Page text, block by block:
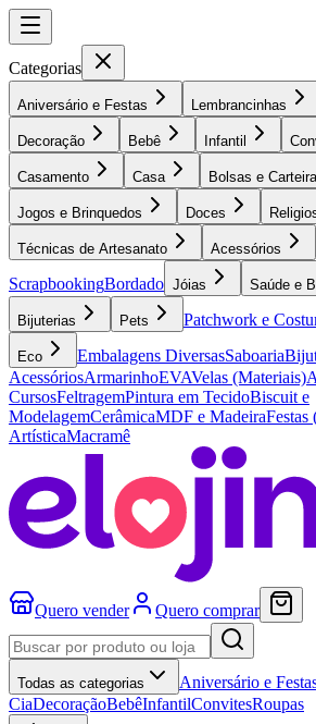
Categorias
Aniversário e Festas Lembrancinhas
Decoração Bebê Infantil
Casamento Casa Bolsas e
Jogos e Brinquedos Doces
Técnicas de Artesanato Acessórios
ScrapbookingBordado Jóias Saúde e
Bijuterias Pets Patchwork e
Eco Embalagens DiversasSaboaria
AcessóriosArmarinhoEVAVelas (Materiais)
CursosFeltragemPintura em TecidoBiscuit e
ModelagemCerâmicaMDF e MadeiraFestas
ArtísticaMacramê
Quero vender Quero comprar
Todas as categorias Aniversário e
CiaDecoraçãoBebêInfantilConvitesRoupas